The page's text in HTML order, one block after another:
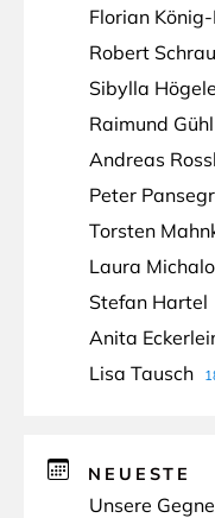
Florian
Robert
Sibylla Högele
Raimund Gühl
Andreas
Peter
Torsten
Laura
Stefan Hartel
Anita
Lisa Tausch
NEUESTE
Unsere